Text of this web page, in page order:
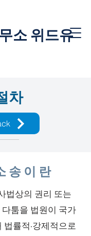
소 위드유
차
송이란
법상의 권리 또는
툼을 법원이 국가
률적·강제적으로